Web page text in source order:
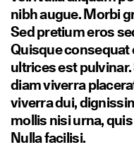
nibh augue. Morbi
Sed pretium eros
Quisque consequat
ultrices est
diam viverra
viverra dui,
mollis nisi urna,
Nulla facilisi.